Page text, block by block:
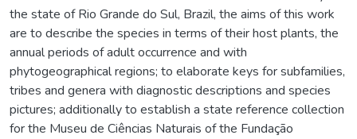
the state of Rio Grande do Sul, Brazil, the aims of this work
are to describe the species in terms of their host plants, the
annual periods of adult occurrence and with
phytogeographical regions; to elaborate keys for subfamilies,
tribes and genera with diagnostic descriptions and species
pictures; additionally to establish a state reference collection
for the Museu de Ciências Naturais of the Fundação